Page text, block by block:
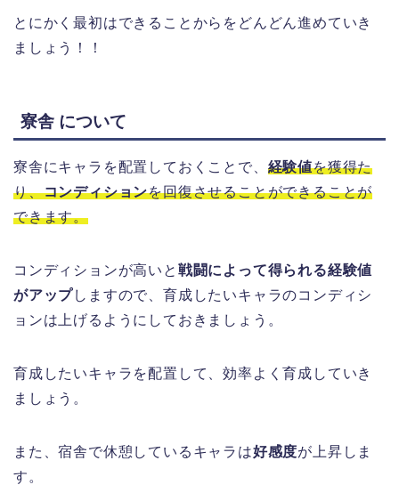
とにかく最初はできることからをどんどん進めていき
ましょう！！
寮舎 について
寮舎にキャラを配置しておくことで、 経験値を獲得た
り、コンディションを回復させることができることが
できます。
コンディションが高いと 戦闘によって得られる経験値
がアップしますので、育成したいキャラのコンディシ
ョンは上げるようにしておきましょう。
育成したいキャラを配置して、効率よく育成していき
ましょう。
また、宿舎で休憩しているキャラは好感度が上昇しま
す。